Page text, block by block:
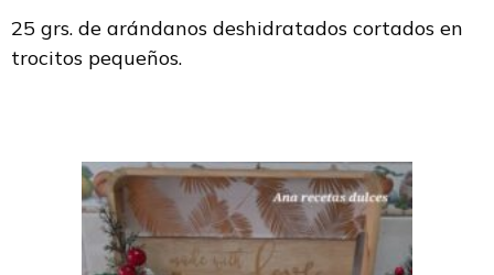
25 grs. de arándanos deshidratados cortados en
trocitos pequeños.